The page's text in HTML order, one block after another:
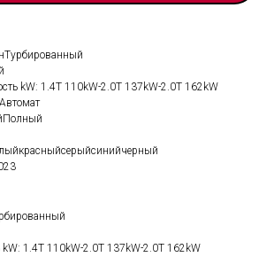
kW: 1.4T 110kW-2.0T 137kW-2.0T 162kW
1.4T 110kW-2.0T 137kW-2.0T 162kW